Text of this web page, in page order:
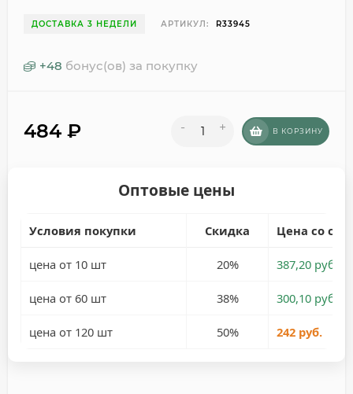
ДОСТАВКА 3 НЕДЕЛИ АРТИКУЛ: R33945
+48 бонус(ов) за покупку
484 ₽ - + В КОРЗИНУ
Оптовые цены
Условия покупки Скидка Цена со
цена от 10 шт 20% 387,20 руб.
цена от 60 шт 38% 300,10 руб.
цена от 120 шт 50% 242 руб.